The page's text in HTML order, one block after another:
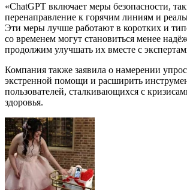
«ChatGPT включает меры безопасности,
перенаправление к горячим линиям и
Эти меры лучше работают в коротких и
со временем могут становиться менее
продолжим улучшать их вместе с
Компания также заявила о намерении
экстренной помощи и расширить
пользователей, сталкивающихся с
здоровья.